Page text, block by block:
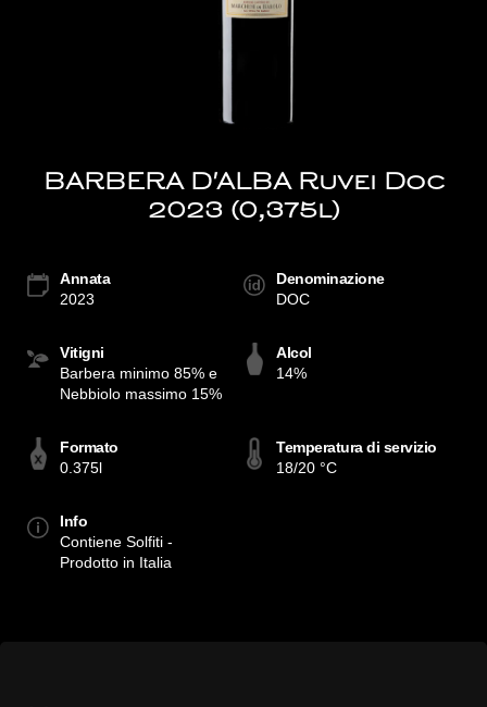
BARBERA D'ALBA Ruvei Doc
2023 (0,375l)
Annata
2023
Denominazione
DOC
Vitigni
Barbera minimo 85% e
Nebbiolo massimo 15%
Alcol
14%
Formato
0.375l
Temperatura di servizio
18/20 °C
Info
Contiene Solfiti -
Prodotto in Italia